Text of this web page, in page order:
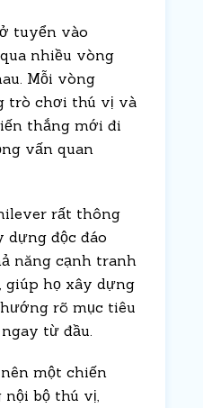
tuyển vào
nhiều vòng
Mỗi vòng
trò chơi thú vị và
thắng mới đi
vấn quan
rất thông
độc đáo
năng cạnh tranh
giúp họ xây dựng
rõ mục tiêu
từ đầu.
một chiến
bộ thú vị,